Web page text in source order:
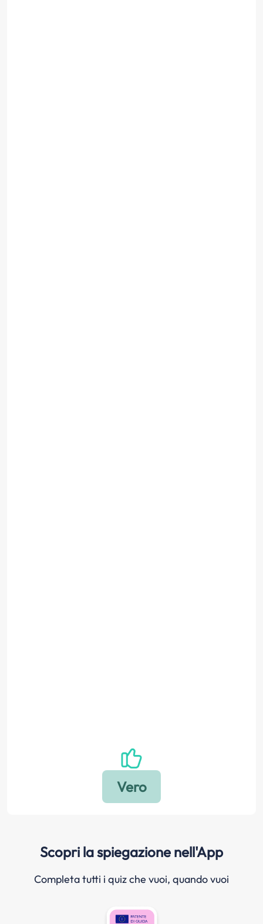
Scopri la spiegazione nell'App
Completa tutti i quiz che vuoi, quando vuoi